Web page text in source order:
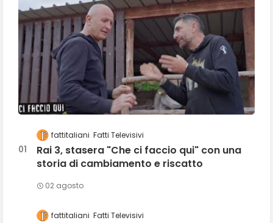
fattitaliani Fatti Televisivi
Rai 3, stasera "Che ci faccio qui" con una
storia di cambiamento e riscatto
02 agosto
fattitaliani Fatti Televisivi